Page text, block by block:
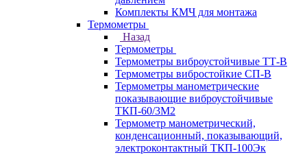
Комплекты КМЧ для монтажа
Термометры
Назад
Термометры
Термометры виброустойчивые ТТ-В
Термометры вибростойкие СП-В
Термометры манометрические
показывающие виброустойчивые
ТКП-60/3М2
Термометр манометрический,
конденсационный, показывающий,
электроконтактный ТКП-100Эк